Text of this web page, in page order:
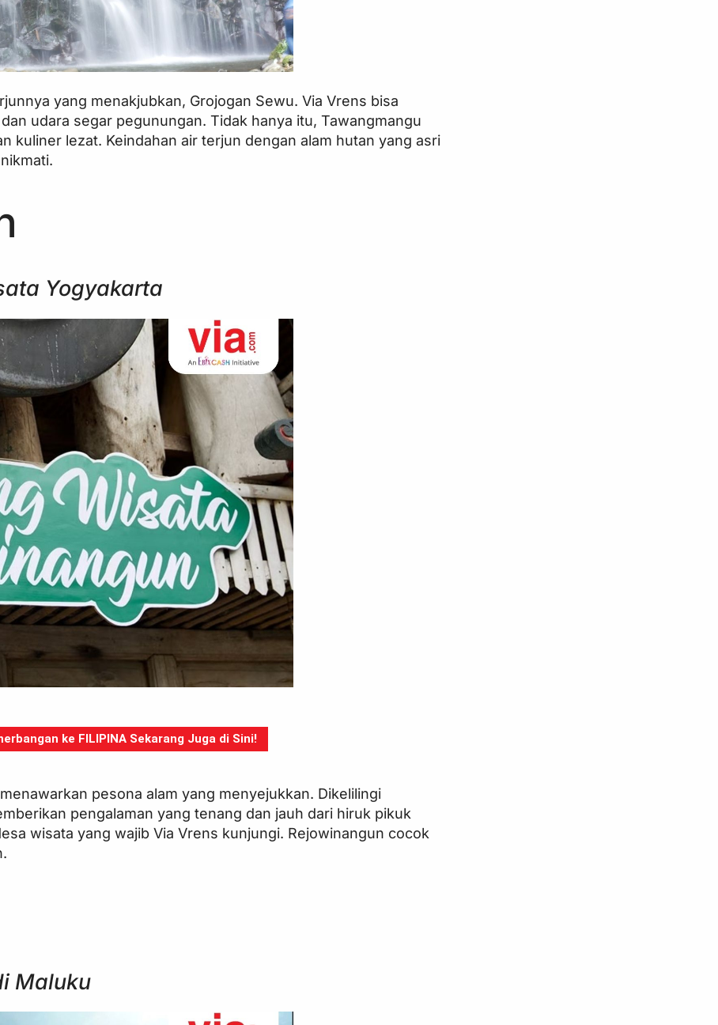
yang menakjubkan, Grojogan Sewu. Via Vrens bisa
udara segar pegunungan. Tidak hanya itu, Tawangmangu
kuliner lezat. Keindahan air terjun dengan alam hutan yang asri
Yogyakarta
ke FILIPINA Sekarang Juga di Sini!
pesona alam yang menyejukkan. Dikelilingi
pengalaman yang tenang dan jauh dari hiruk pikuk
wisata yang wajib Via Vrens kunjungi. Rejowinangun cocok
Maluku